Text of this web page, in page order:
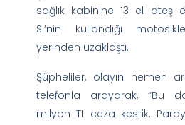
sağlık kabinine 13 el ateş
S.’nin kullandığı
yerinden uzaklaştı.
Şüpheliler, olayın hemen
telefonla arayarak, “Bu
milyon TL ceza kestik.